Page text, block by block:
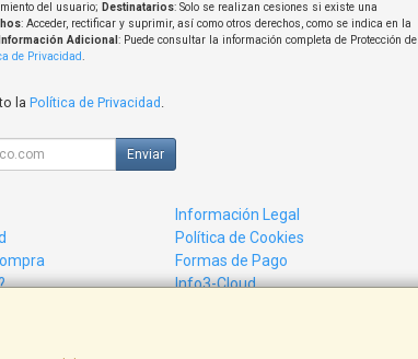
del usuario; Destinatarios: Solo se realizan cesiones si existe una
: Acceder, rectificar y suprimir, así como otros derechos, como se indica en la
Información Adicional : Puede consultar la información completa de Protección de
de Privacidad.
la Política de Privacidad .
Enviar
Información Legal
Política de Cookies
Formas de Pago
Info3-Cloud